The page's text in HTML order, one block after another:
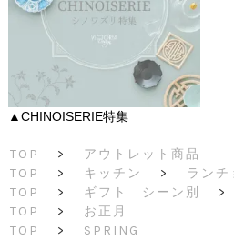
▲CHINOISERIE特集
TOP >
アウトレット商品
TOP
> キッチン >
ラン
TOP
> ギフト シーン別 >
TOP
>
お正月
TOP
>
SPRING